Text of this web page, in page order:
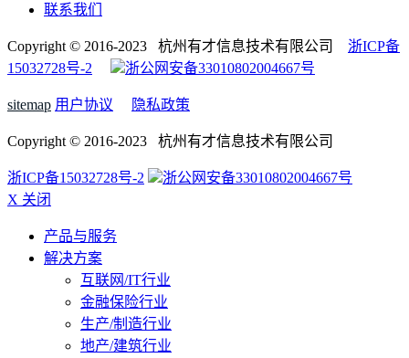
联系我们
Copyright © 2016-2023 杭州有才信息技术有限公司 浙ICP备
15032728号-2
浙公网安备33010802004667号
sitemap 用户协议 隐私政策
Copyright © 2016-2023 杭州有才信息技术有限公司
浙ICP备15032728号-2
浙公网安备33010802004667号
X 关闭
产品与服务
解决方案
互联网/IT行业
金融保险行业
生产/制造行业
地产/建筑行业